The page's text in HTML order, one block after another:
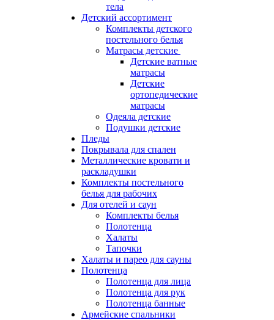
тела
Детский ассортимент
Комплекты детского
постельного белья
Матрасы детские
Детские ватные
матрасы
Детские
ортопедические
матрасы
Одеяла детские
Подушки детские
Пледы
Покрывала для спален
Металлические кровати и
раскладушки
Комплекты постельного
белья для рабочих
Для отелей и саун
Комплекты белья
Полотенца
Халаты
Тапочки
Халаты и парео для сауны
Полотенца
Полотенца для лица
Полотенца для рук
Полотенца банные
Армейские спальники